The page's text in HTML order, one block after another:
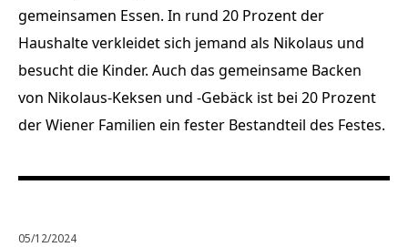
gemeinsamen Essen. In rund 20 Prozent der
Haushalte verkleidet sich jemand als Nikolaus und
besucht die Kinder. Auch das gemeinsame Backen
von Nikolaus-Keksen und -Gebäck ist bei 20 Prozent
der Wiener Familien ein fester Bestandteil des Festes.
05/12/2024